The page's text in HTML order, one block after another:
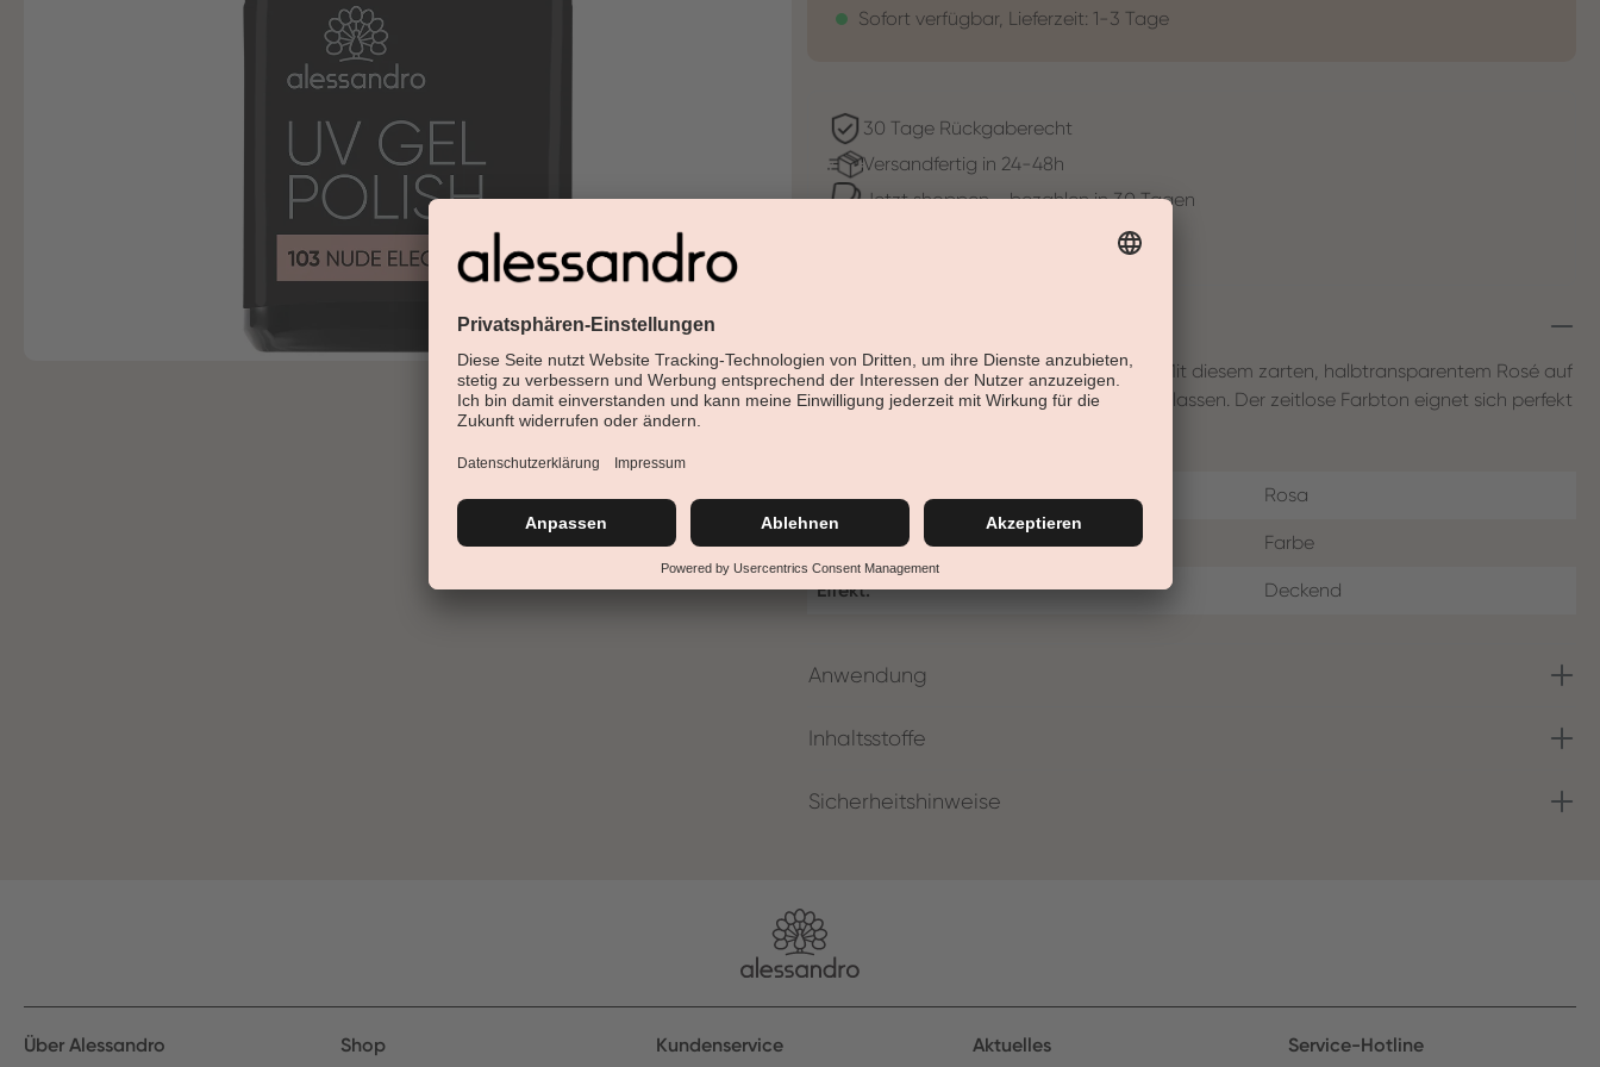
Sofort verfügbar, Lieferzeit: 1-3 Tage
30 Tage Rückgaberecht
Versandfertig in 24-48h
Jetzt shoppen - bezahlen in 30 Tagen
Der Name spricht für sich: Nude Eleganz. Mit diesem zarten, halbtransparentem Rosé auf
den Nägeln kannst Du dich überall blicken lassen. Der zeitlose Farbton eignet sich perfekt
Farb-Cluster: Rosa
Produktart: Farbe
Effekt: Deckend
Anwendung
Inhaltsstoffe
Sicherheitshinweise
Über Alessandro Shop Kundenservice Aktuelles Service-Hotline